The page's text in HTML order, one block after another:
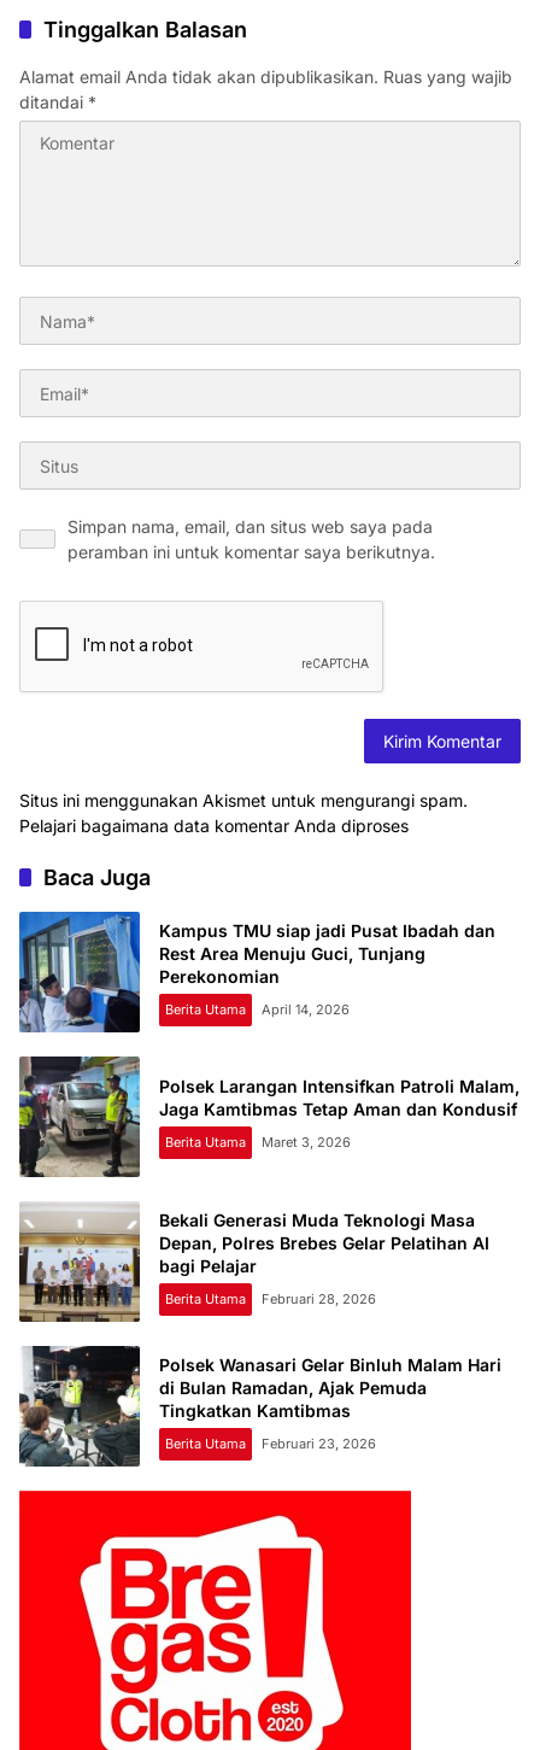
Tinggalkan Balasan
Alamat email Anda tidak akan dipublikasikan. Ruas yang wajib
ditandai *
Simpan nama, email, dan situs web saya pada
peramban ini untuk komentar saya berikutnya.
Situs ini menggunakan Akismet untuk mengurangi spam.
Pelajari bagaimana data komentar Anda diproses
Baca Juga
Kampus TMU siap jadi Pusat Ibadah dan
Rest Area Menuju Guci, Tunjang
Perekonomian
Berita Utama April 14, 2026
Polsek Larangan Intensifkan Patroli Malam,
Jaga Kamtibmas Tetap Aman dan Kondusif
Berita Utama Maret 3, 2026
Bekali Generasi Muda Teknologi Masa
Depan, Polres Brebes Gelar Pelatihan AI
bagi Pelajar
Berita Utama Februari 28, 2026
Polsek Wanasari Gelar Binluh Malam Hari
di Bulan Ramadan, Ajak Pemuda
Tingkatkan Kamtibmas
Berita Utama Februari 23, 2026